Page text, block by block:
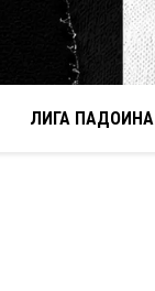
ЛИГА ПАДОИНА